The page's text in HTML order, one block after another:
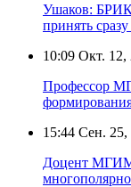
Ушаков:
принять
10:09 Окт. 12,
Профессор
15:44 Сен. 25,
Доцент